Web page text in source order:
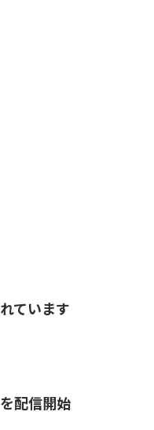
ています
を配信開始